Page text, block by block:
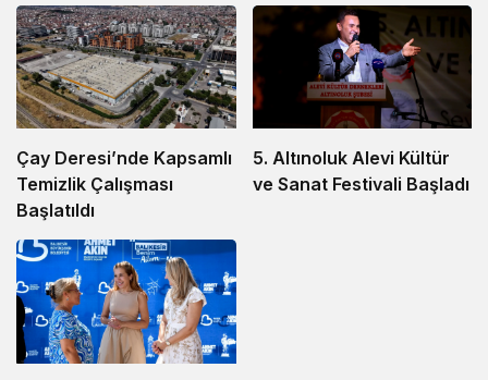
Çay Deresi’nde Kapsamlı
Temizlik Çalışması
Başlatıldı
5. Altınoluk Alevi Kültür
ve Sanat Festivali Başladı